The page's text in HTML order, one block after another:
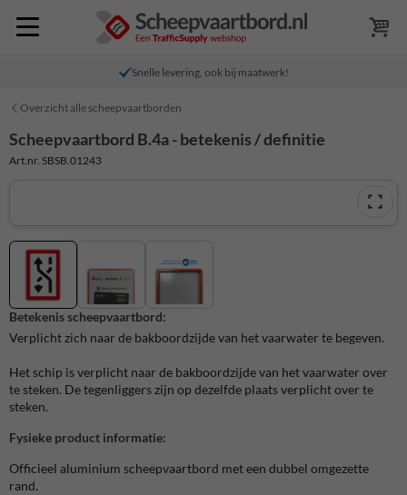
Snelle levering, ook bij maatwerk!
Overzicht alle scheepvaartborden
Scheepvaartbord B.4a - betekenis / definitie
Art.nr. SBSB.01243
Betekenis scheepvaartbord:
Verplicht zich naar de bakboordzijde van het vaarwater te begeven.
Het schip is verplicht naar de bakboordzijde van het vaarwater over
te steken. De tegenliggers zijn op dezelfde plaats verplicht over te
steken.
Fysieke product informatie:
Officieel aluminium scheepvaartbord met een dubbel omgezette
rand.